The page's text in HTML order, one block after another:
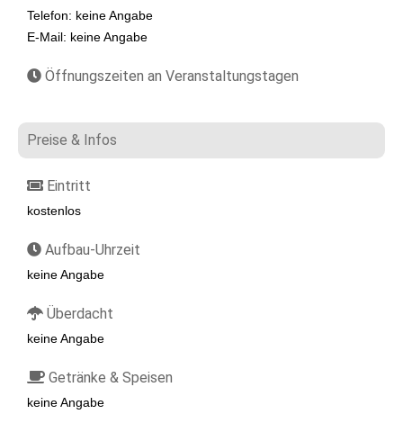
Telefon: keine Angabe
E-Mail: keine Angabe
Öffnungszeiten an Veranstaltungstagen
Preise & Infos
Eintritt
kostenlos
Aufbau-Uhrzeit
keine Angabe
Überdacht
keine Angabe
Getränke & Speisen
keine Angabe